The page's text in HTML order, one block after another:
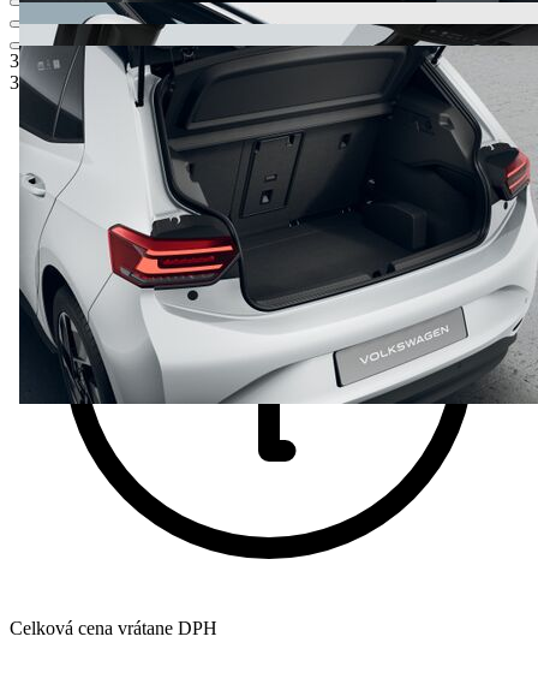
35.680,-‍ €
Odporúčaná maloobchodná cena
31.500,-‍ €
Celková cena vrátane DPH